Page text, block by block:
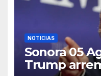
NOTICIAS
Sonora 05
Trump